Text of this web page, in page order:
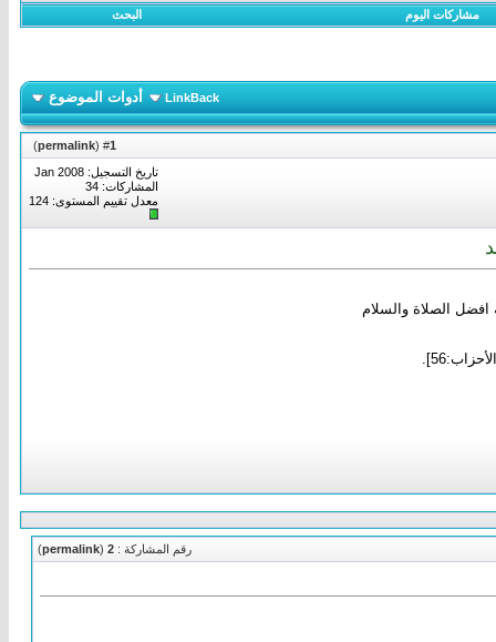
مشاركات اليوم البحث
LinkBack أدوات الموضوع
1
(
permalink
)
تاريخ التسجيل: Jan 2008
المشاركات: 34
معدل تقييم المستوى: 124
الصلاة والسلام
رقم المشاركة : 2
(
permalink
)